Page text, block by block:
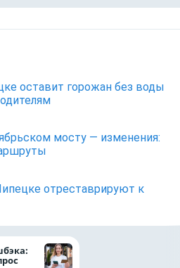
оставит горожан без воды
мосту — изменения:
отреставрируют к